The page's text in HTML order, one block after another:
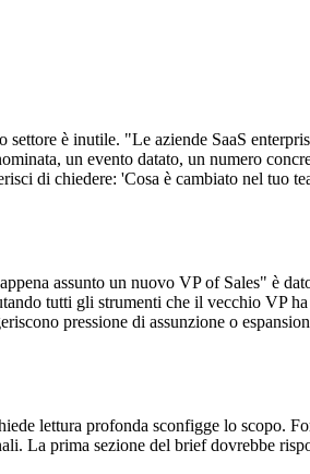
settore è inutile. "Le aziende SaaS
un evento datato, un numero
di chiedere: 'Cosa è cambiato nel tuo
assunto un nuovo VP of Sales" è
tutti gli strumenti che il vecchio VP
pressione di assunzione o
lettura profonda sconfigge lo scopo.
La prima sezione del brief dovrebbe